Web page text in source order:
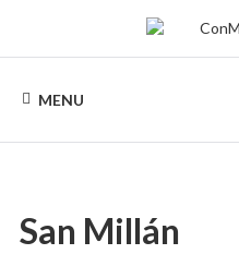
turísticos
en MENU
San Millán